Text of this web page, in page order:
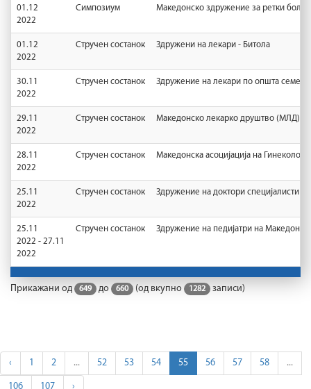
01.12
2022
Симпозиум Македонско здружение за ретки
01.12
2022
Стручен состанок Здружени на лекари - Битола
30.11
2022
Стручен состанок Здружение на лекари по општа
29.11
2022
Стручен состанок Македонско лекарко друштво (МЛД)
28.11
2022
Стручен состанок Македонска асоцијација на
25.11
2022
Стручен состанок Здружение на доктори специјалисти
25.11
2022 - 27.11
2022
Стручен состанок Здружение на педијатри на Македонија
Прикажани од 649 до 660 (од вкупно 1282 записи)
‹ 1 2 ... 52 53 54 55 56 57 58 ...
106 107 ›